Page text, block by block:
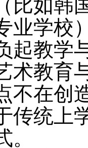
比如韩
业学校
起教学
术教育
不在创
传统上